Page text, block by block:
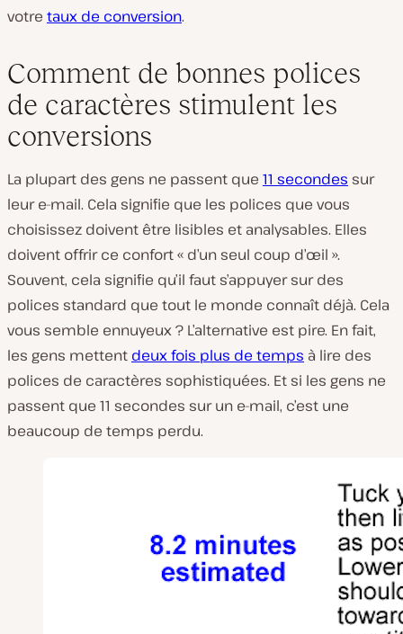
votre taux de conversion.
Comment de bonnes polices
de caractères stimulent les
conversions
La plupart des gens ne passent que 11 secondes sur
leur e-mail. Cela signifie que les polices que vous
choisissez doivent être lisibles et analysables. Elles
doivent offrir ce confort « d’un seul coup d’œil ».
Souvent, cela signifie qu’il faut s’appuyer sur des
polices standard que tout le monde connaît déjà. Cela
vous semble ennuyeux ? L’alternative est pire. En fait,
les gens mettent deux fois plus de temps à lire des
polices de caractères sophistiquées. Et si les gens ne
passent que 11 secondes sur un e-mail, c’est une
beaucoup de temps perdu.